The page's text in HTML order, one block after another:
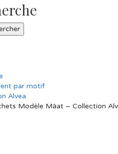
par motif
Alvea
Modèle Mâat – Collection